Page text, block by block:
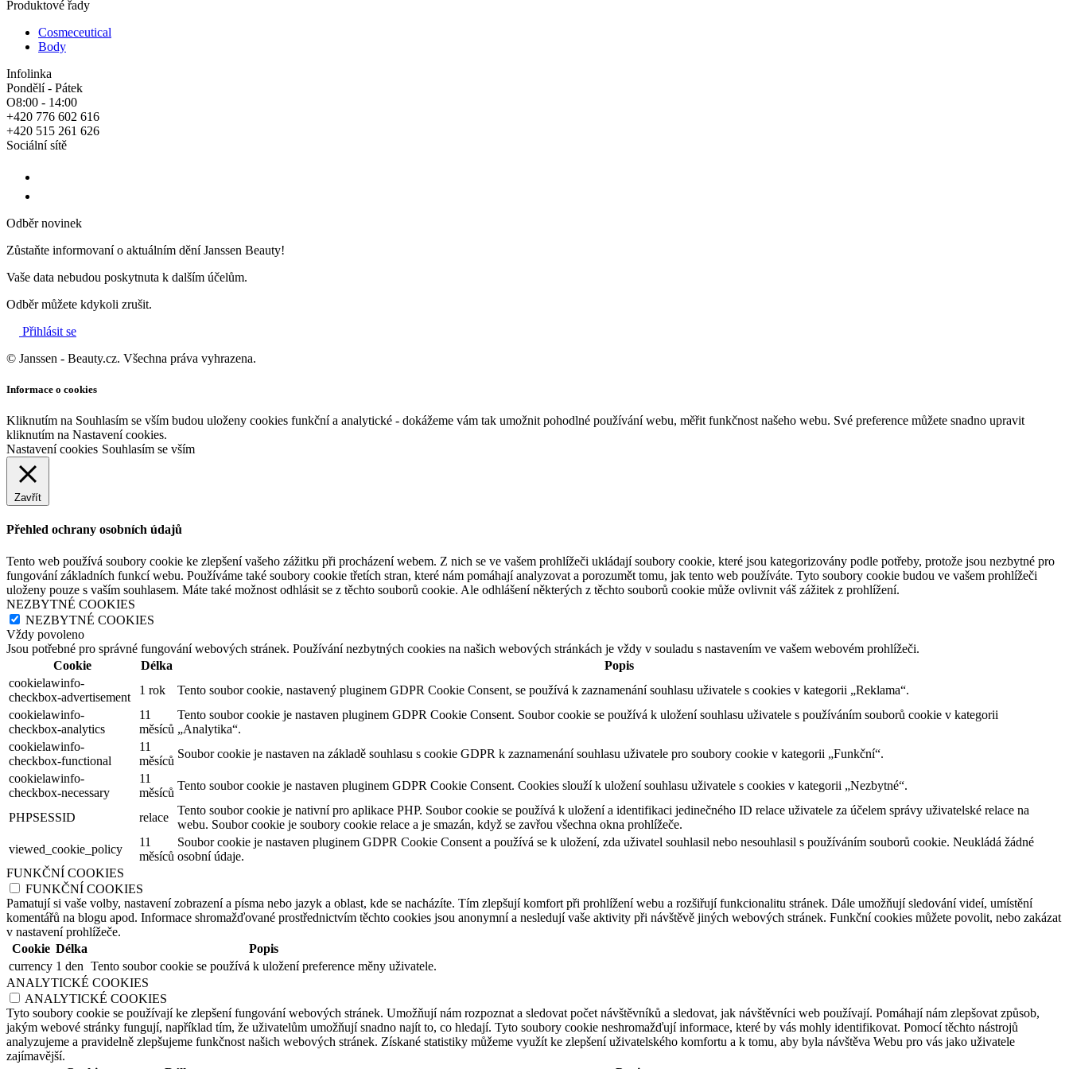
Produktové řady
Cosmeceutical
Body
Infolinka
Pondělí - Pátek
O8:00 - 14:00
+420 776 602 616
+420 515 261 626
Sociální sítě
Odběr novinek
Zůstaňte informovaní o aktuálním dění Janssen Beauty!
Vaše data nebudou poskytnuta k dalším účelům.
Odběr můžete kdykoli zrušit.
Přihlásit se
© Janssen - Beauty.cz. Všechna práva vyhrazena.
Informace o cookies
Kliknutím na Souhlasím se vším budou uloženy cookies funkční a analytické - dokážeme vám tak umožnit pohodlné používání webu, měřit funkčnost našeho webu. Své preference můžete snadno upravit
kliknutím na Nastavení cookies.
Nastavení cookies Souhlasím se vším
Zavřít
Přehled ochrany osobních údajů
Tento web používá soubory cookie ke zlepšení vašeho zážitku při procházení webem. Z nich se ve vašem prohlížeči ukládají soubory cookie, které jsou kategorizovány podle potřeby, protože jsou nezbytné pro
fungování základních funkcí webu. Používáme také soubory cookie třetích stran, které nám pomáhají analyzovat a porozumět tomu, jak tento web používáte. Tyto soubory cookie budou ve vašem prohlížeči
uloženy pouze s vaším souhlasem. Máte také možnost odhlásit se z těchto souborů cookie. Ale odhlášení některých z těchto souborů cookie může ovlivnit váš zážitek z prohlížení.
NEZBYTNÉ COOKIES
NEZBYTNÉ COOKIES
Vždy povoleno
Jsou potřebné pro správné fungování webových stránek. Používání nezbytných cookies na našich webových stránkách je vždy v souladu s nastavením ve vašem webovém prohlížeči.
Cookie
Délka
Popis
cookielawinfo-
checkbox-advertisement
1 rok
Tento soubor cookie, nastavený pluginem GDPR Cookie Consent, se používá k zaznamenání souhlasu uživatele s cookies v kategorii „Reklama“.
cookielawinfo-
checkbox-analytics
11
měsíců
Tento soubor cookie je nastaven pluginem GDPR Cookie Consent. Soubor cookie se používá k uložení souhlasu uživatele s používáním souborů cookie v kategorii
„Analytika“.
cookielawinfo-
checkbox-functional
11
měsíců
Soubor cookie je nastaven na základě souhlasu s cookie GDPR k zaznamenání souhlasu uživatele pro soubory cookie v kategorii „Funkční“.
cookielawinfo-
checkbox-necessary
11
měsíců
Tento soubor cookie je nastaven pluginem GDPR Cookie Consent. Cookies slouží k uložení souhlasu uživatele s cookies v kategorii „Nezbytné“.
PHPSESSID relace
Tento soubor cookie je nativní pro aplikace PHP. Soubor cookie se používá k uložení a identifikaci jedinečného ID relace uživatele za účelem správy uživatelské relace na
webu. Soubor cookie je soubory cookie relace a je smazán, když se zavřou všechna okna prohlížeče.
viewed_cookie_policy
11
měsíců
Soubor cookie je nastaven pluginem GDPR Cookie Consent a používá se k uložení, zda uživatel souhlasil nebo nesouhlasil s používáním souborů cookie. Neukládá žádné
osobní údaje.
FUNKČNÍ COOKIES
FUNKČNÍ COOKIES
Pamatují si vaše volby, nastavení zobrazení a písma nebo jazyk a oblast, kde se nacházíte. Tím zlepšují komfort při prohlížení webu a rozšiřují funkcionalitu stránek. Dále umožňují sledování videí, umístění
komentářů na blogu apod. Informace shromažďované prostřednictvím těchto cookies jsou anonymní a nesledují vaše aktivity při návštěvě jiných webových stránek. Funkční cookies můžete povolit, nebo zakázat
v nastavení prohlížeče.
Cookie Délka
Popis
currency 1 den Tento soubor cookie se používá k uložení preference měny uživatele.
ANALYTICKÉ COOKIES
ANALYTICKÉ COOKIES
Tyto soubory cookie se používají ke zlepšení fungování webových stránek. Umožňují nám rozpoznat a sledovat počet návštěvníků a sledovat, jak návštěvníci web používají. Pomáhají nám zlepšovat způsob,
jakým webové stránky fungují, například tím, že uživatelům umožňují snadno najít to, co hledají. Tyto soubory cookie neshromažďují informace, které by vás mohly identifikovat. Pomocí těchto nástrojů
analyzujeme a pravidelně zlepšujeme funkčnost našich webových stránek. Získané statistiky můžeme využít ke zlepšení uživatelského komfortu a k tomu, aby byla návštěva Webu pro vás jako uživatele
zajímavější.